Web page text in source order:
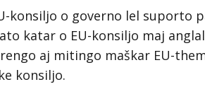
konsiljo o governo lel suporto
katar o EU-konsiljo maj
aj mitingo maškar EU-
konsiljo.